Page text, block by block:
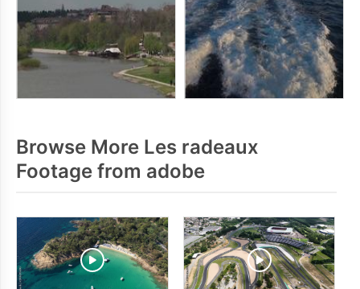
Browse More Les radeaux
Footage from adobe